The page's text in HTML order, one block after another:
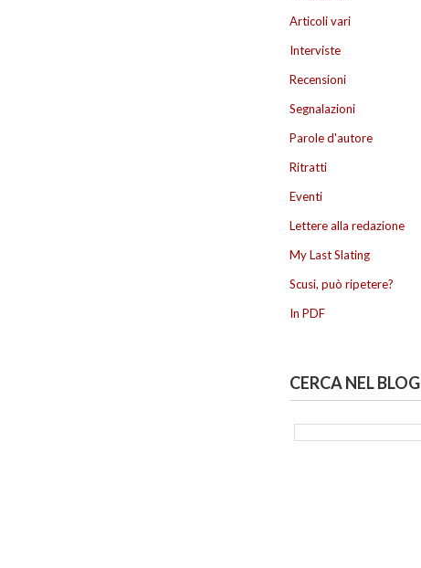
Articoli vari
Interviste
Recensioni
Segnalazioni
Parole d'autore
Ritratti
Eventi
Lettere alla redazione
My Last Slating
Scusi, può ripetere?
In PDF
CERCA NEL BLOG